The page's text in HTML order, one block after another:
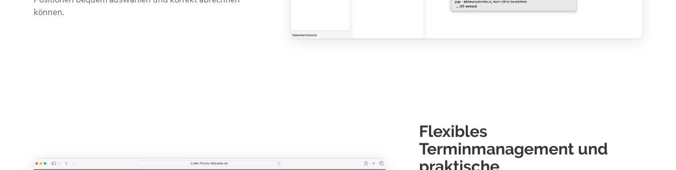
können.
Flexibles
Terminmanagement und
praktische